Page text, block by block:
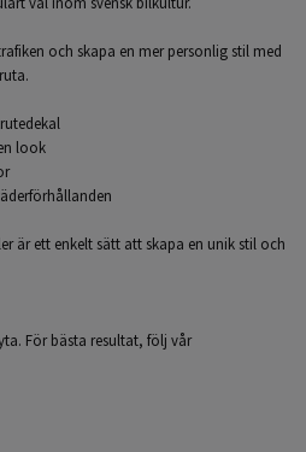
och skapa en mer personlig stil med
look
är ett enkelt sätt att skapa en unik stil och
För bästa resultat, följ vår